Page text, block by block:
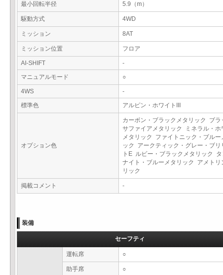
最小回転半径 5.9（m）
駆動方式 4WD
ミッション 8AT
ミッション位置 フロア
AI-SHIFT
-
マニュアルモード
○
4WS
-
標準色
アルピン・ホワイトIII
オプション色
カーボン・ブラックメタリック ブラ
サファイアメタリック ミネラル・ホ
メタリック ファイトニック・ブルー
ック アークティック・グレー・ブリ
トE ルビー・ブラックメタリック
ナイト・ブルーメタリック アメトリ
リック
掲載コメント -
装備
セーフティ
運転席 ○
助手席 ○